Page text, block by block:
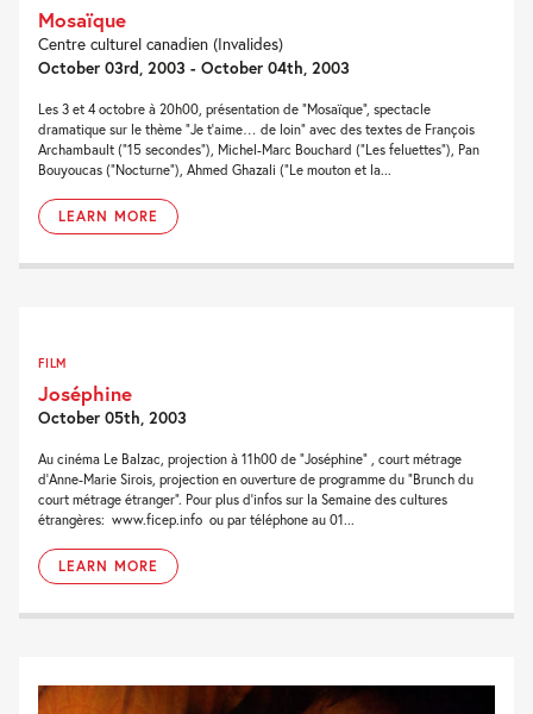
Mosaïque
Centre culturel canadien (Invalides)
October 03rd, 2003 - October 04th, 2003
Les 3 et 4 octobre à 20h00, présentation de “Mosaïque”, spectacle
dramatique sur le thème “Je t’aime… de loin” avec des textes de François
Archambault (“15 secondes”), Michel-Marc Bouchard (“Les feluettes”), Pan
Bouyoucas (“Nocturne”), Ahmed Ghazali (“Le mouton et la...
LEARN MORE
FILM
Joséphine
October 05th, 2003
Au cinéma Le Balzac, projection à 11h00 de “Joséphine” , court métrage
d’Anne-Marie Sirois, projection en ouverture de programme du “Brunch du
court métrage étranger”. Pour plus d’infos sur la Semaine des cultures
étrangères: www.ficep.info ou par téléphone au 01...
LEARN MORE